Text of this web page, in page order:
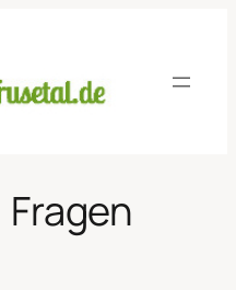
Fragen